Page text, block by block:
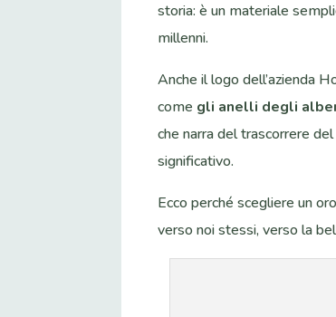
storia: è un materiale
millenni.
Anche il logo dell’azienda
come gli anelli degli
che narra del trascorrere
significativo.
Ecco perché scegliere un
verso noi stessi, verso la